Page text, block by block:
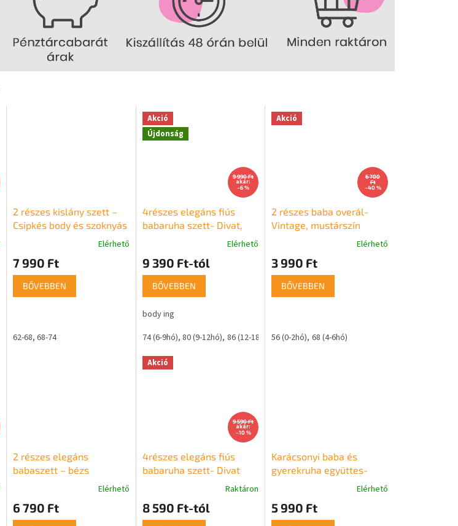
2 részes kislány szett –
Csipkés body és szoknyás
Elérhető
7 990 Ft
BŐVEBBEN
62-68 68-74
Akció
Újdonság
9 990 Ft
akár:
–6 %
4részes elegáns fiús
babaruha szett- Divat,
klasszikus sötétkékElérhető
9 390 Ft-tól
BŐVEBBEN
body ing
74 (6-9hó) 80 (9-12hó) 86 (12-18hó)
Akció
6 700
Ft
–40 %
2 részes baba overál-
Vintage, mustárszín
Elérhető
3 990 Ft
BŐVEBBEN
56 (0-2hó) 68 (4-6hó)
2 részes elegáns
babaszett – bézs
Elérhető
6 790 Ft
Akció
9 590 Ft
akár:
–10 %
4részes elegáns fiús
babaruha szett- Divat
Raktáron
8 590 Ft-tól
Karácsonyi baba és
gyerekruha együttes-
Elérhető
5 990 Ft